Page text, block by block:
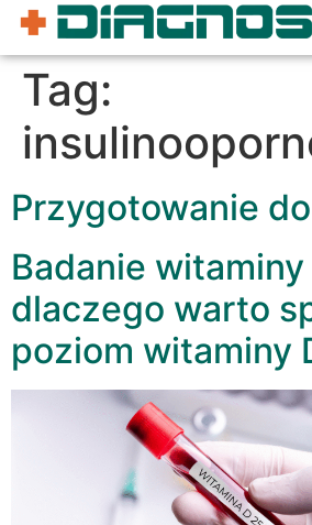
Tag:
Przygotowanie
Badanie witaminy
dlaczego warto
poziom witaminy